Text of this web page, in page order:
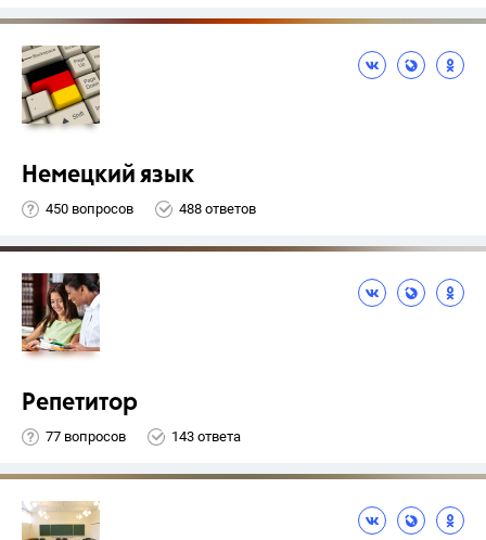
Немецкий язык
450 вопросов 488 ответов
Репетитор
77 вопросов 143 ответа